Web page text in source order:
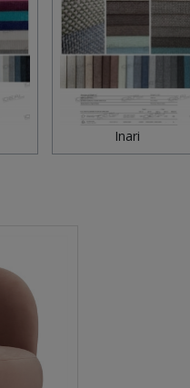
Inari